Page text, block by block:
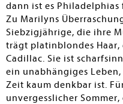
dann ist es
Zu Marilyns
Siebzigjährige, die ihre
trägt platinblondes Haar,
Cadillac. Sie ist
ein unabhängiges
Zeit kaum denkbar ist.
unvergesslicher